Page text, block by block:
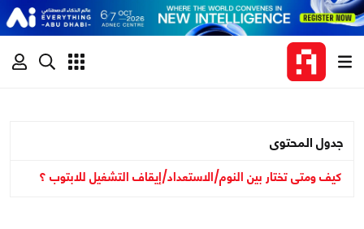
جدول المحتوى
كيف ومتى تختار بين النوم/الاستعداد/إيقاف التشغيل للابتوب ؟